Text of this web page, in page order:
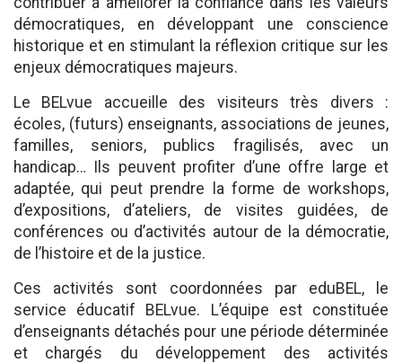
démocratiques, en développant une conscience
historique et en stimulant la réflexion critique sur les
enjeux démocratiques majeurs.
Le BELvue accueille des visiteurs très divers :
écoles, (futurs) enseignants, associations de jeunes,
familles, seniors, publics fragilisés, avec un
handicap… Ils peuvent profiter d’une offre large et
adaptée, qui peut prendre la forme de workshops,
d’expositions, d’ateliers, de visites guidées, de
conférences ou d’activités autour de la démocratie,
de l’histoire et de la justice.
Ces activités sont coordonnées par eduBEL, le
service éducatif BELvue. L’équipe est constituée
d’enseignants détachés pour une période déterminée
et chargés du développement des activités